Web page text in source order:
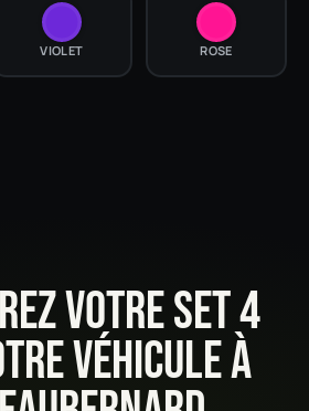
VIOLET ROSE
VOTRE SET 4
VÉHICULE À